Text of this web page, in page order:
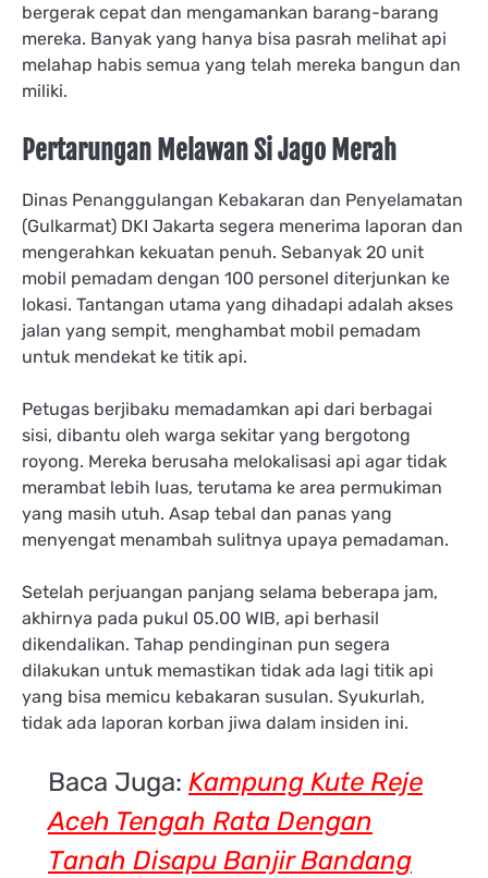
bergerak cepat dan mengamankan barang-barang
mereka. Banyak yang hanya bisa pasrah melihat api
melahap habis semua yang telah mereka bangun dan
miliki.
Pertarungan Melawan Si Jago Merah
Dinas Penanggulangan Kebakaran dan Penyelamatan
(Gulkarmat) DKI Jakarta segera menerima laporan dan
mengerahkan kekuatan penuh. Sebanyak 20 unit
mobil pemadam dengan 100 personel diterjunkan ke
lokasi. Tantangan utama yang dihadapi adalah akses
jalan yang sempit, menghambat mobil pemadam
untuk mendekat ke titik api.
Petugas berjibaku memadamkan api dari berbagai
sisi, dibantu oleh warga sekitar yang bergotong
royong. Mereka berusaha melokalisasi api agar tidak
merambat lebih luas, terutama ke area permukiman
yang masih utuh. Asap tebal dan panas yang
menyengat menambah sulitnya upaya pemadaman.
Setelah perjuangan panjang selama beberapa jam,
akhirnya pada pukul 05.00 WIB, api berhasil
dikendalikan. Tahap pendinginan pun segera
dilakukan untuk memastikan tidak ada lagi titik api
yang bisa memicu kebakaran susulan. Syukurlah,
tidak ada laporan korban jiwa dalam insiden ini.
Baca Juga: Kampung Kute Reje
Aceh Tengah Rata Dengan
Tanah Disapu Banjir Bandang